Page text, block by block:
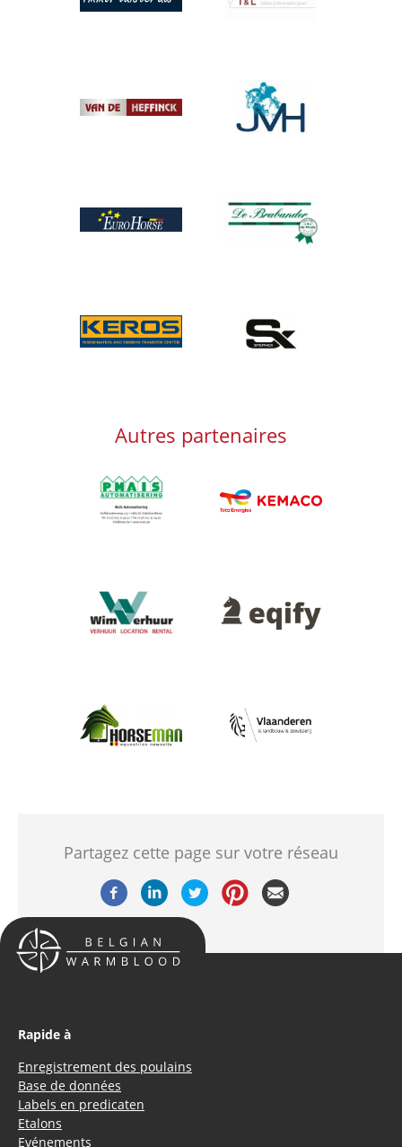
Afbeelding
Afbeelding
Afbeelding
Afbeelding
Afbeelding
Afbeelding
Autres partenaires
Afbeelding
Afbeelding
Afbeelding Afbeelding
Afbeelding Afbeelding
Partagez cette page sur votre réseau
Rapide à
Enregistrement des poulains
Base de données
Labels en predicaten
Etalons
Evénements